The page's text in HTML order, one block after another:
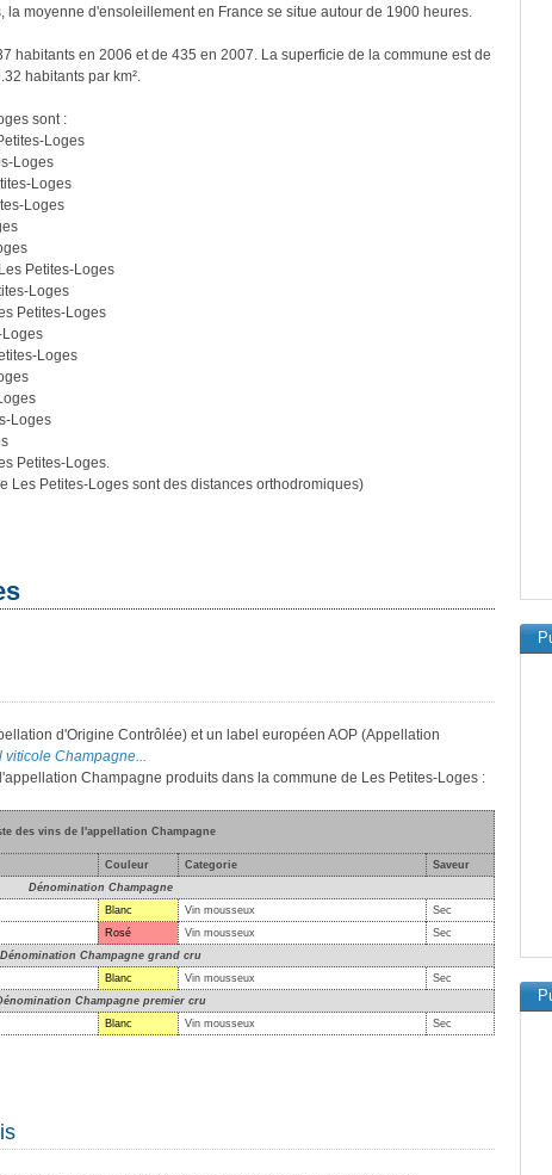
moyenne d'ensoleillement en France se situe autour de 1900 heures.
habitants en 2006 et de 435 en 2007. La superficie de la commune est de
habitants par km².
sont :
Loges
Loges
Loges
Loges
Petites-Loges
Loges
Petites-Loges
Loges
Loges
Loges
Petites-Loges.
Les Petites-Loges sont des distances orthodromiques)
d'Origine Contrôlée) et un label européen AOP (Appellation
Champagne...
Champagne produits dans la commune de Les Petites-Loges :
des vins de l'appellation Champagne
Couleur Categorie
Saveur
Dénomination Champagne
Blanc Vin mousseux
Sec
Rosé Vin mousseux
Sec
Dénomination Champagne grand cru
Blanc Vin mousseux
Sec
Champagne premier cru
Blanc Vin mousseux Sec